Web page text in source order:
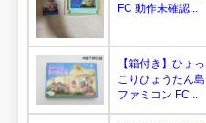
FC 動作未確認...
【箱付き】ひょっ
こりひょうたん島
ファミコン FC...